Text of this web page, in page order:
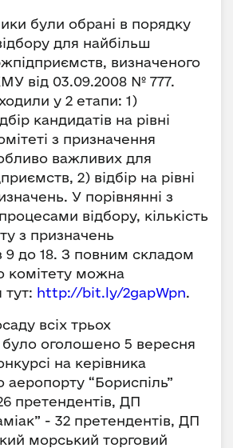
були обрані в порядку
для найбільш
визначеного
від 03.09.2008 № 777.
у 2 етапи: 1)
кандидатів на рівні
з призначення
важливих для
2) відбір на рівні
У порівнянні з
відбору, кількість
з призначень
9 до 18. З повним складом
комітету можна
тут: http://bit.ly/2gapWpn.
всіх трьох
було оголошено 5 вересня
на керівника
“Бориспіль”
претендентів, ДП
- 32 претендентів, ДП
морський торговий